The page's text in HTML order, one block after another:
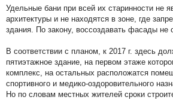
Удельные бани при всей их старинности не
архитектуры и не находятся в зоне, где
здания. По закону, воссоздавать фасады не
В соответствии с планом, к 2017 г. здесь
пятиэтажное здание, на первом этаже
комплекс, на остальных расположатся
спортивного и медико-оздоровительного
Но по словам местных жителей сроки